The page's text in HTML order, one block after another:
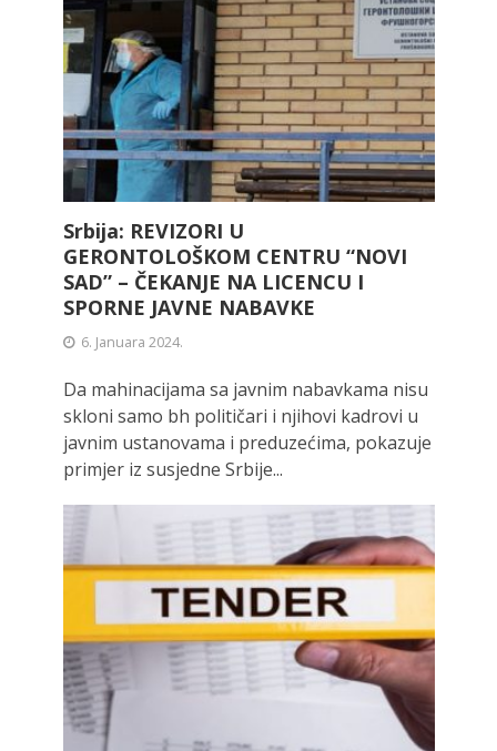
Srbija: REVIZORI U
GERONTOLOŠKOM CENTRU “NOVI
SAD” – ČEKANJE NA LICENCU I
SPORNE JAVNE NABAVKE
6. Januara 2024.
Da mahinacijama sa javnim nabavkama nisu
skloni samo bh političari i njihovi kadrovi u
javnim ustanovama i preduzećima, pokazuje
primjer iz susjedne Srbije...